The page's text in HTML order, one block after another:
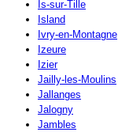
Is-sur-Tille
Island
Ivry-en-Montagne
Izeure
Izier
Jailly-les-Moulins
Jallanges
Jalogny
Jambles